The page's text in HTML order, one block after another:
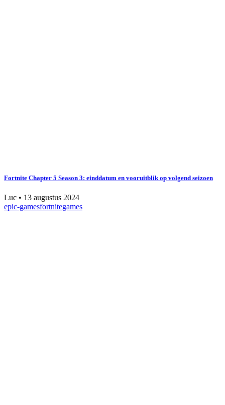
Fortnite Chapter 5 Season 3: einddatum en vooruitblik op volgend seizoen
Luc • 13 augustus 2024
epic-gamesfortnitegames